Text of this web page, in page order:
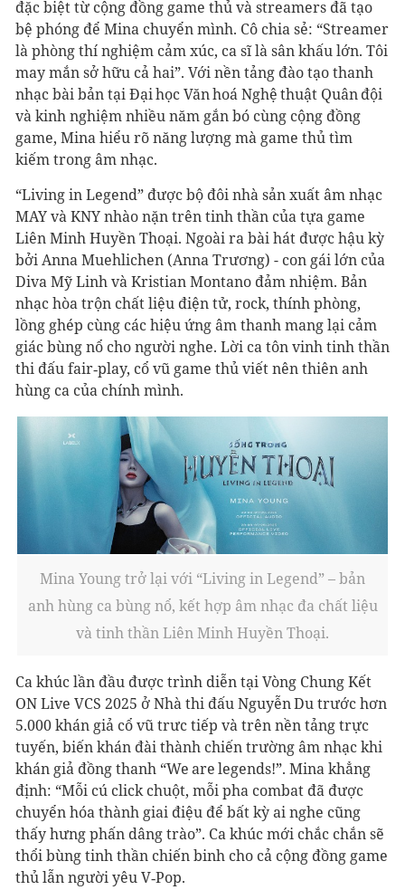
đặc biệt từ cộng đồng game thủ và streamers đã tạo
bệ phóng để Mina chuyển mình. Cô chia sẻ: “Streamer
là phòng thí nghiệm cảm xúc, ca sĩ là sân khấu lớn. Tôi
may mắn sở hữu cả hai”. Với nền tảng đào tạo thanh
nhạc bài bản tại Đại học Văn hoá Nghệ thuật Quân đội
và kinh nghiệm nhiều năm gắn bó cùng cộng đồng
game, Mina hiểu rõ năng lượng mà game thủ tìm
kiếm trong âm nhạc.
“Living in Legend” được bộ đôi nhà sản xuất âm nhạc
MAY và KNY nhào nặn trên tinh thần của tựa game
Liên Minh Huyền Thoại. Ngoài ra bài hát được hậu kỳ
bởi Anna Muehlichen (Anna Trương) - con gái lớn của
Diva Mỹ Linh và Kristian Montano đảm nhiệm. Bản
nhạc hòa trộn chất liệu điện tử, rock, thính phòng,
lồng ghép cùng các hiệu ứng âm thanh mang lại cảm
giác bùng nổ cho người nghe. Lời ca tôn vinh tinh thần
thi đấu fair‑play, cổ vũ game thủ viết nên thiên anh
hùng ca của chính mình.
Mina Young trở lại với “Living in Legend” – bản
anh hùng ca bùng nổ, kết hợp âm nhạc đa chất liệu
và tinh thần Liên Minh Huyền Thoại.
Ca khúc lần đầu được trình diễn tại Vòng Chung Kết
ON Live VCS 2025 ở Nhà thi đấu Nguyễn Du trước hơn
5.000 khán giả cổ vũ trưc tiếp và trên nền tảng trực
tuyến, biến khán đài thành chiến trường âm nhạc khi
khán giả đồng thanh “We are legends!”. Mina khẳng
định: “Mỗi cú click chuột, mỗi pha combat đã được
chuyển hóa thành giai điệu để bất kỳ ai nghe cũng
thấy hưng phấn dâng trào”. Ca khúc mới chắc chắn sẽ
thổi bùng tinh thần chiến binh cho cả cộng đồng game
thủ lẫn người yêu V‑Pop.